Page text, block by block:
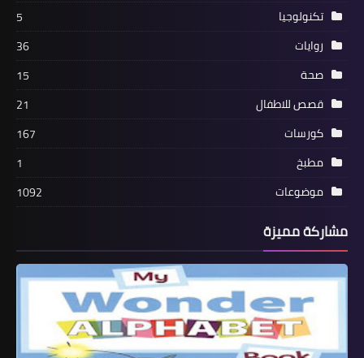
تكنولوجيا
5
روايات
36
صحة
15
قصص للاطفال
21
كورسات
167
مطبخ
1
موضوعات
1092
مشاركة مميزة